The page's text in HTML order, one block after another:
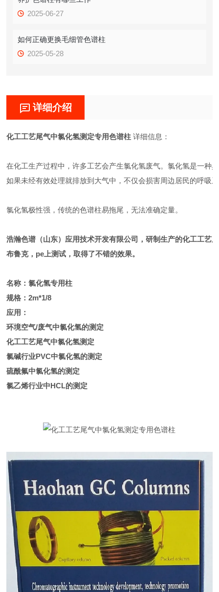
2025-06-27
如何正确更换毛细管色谱柱
2025-05-28
详细介绍
化工工艺尾气中氯化氢测定专用色谱柱 详细信息：
在化工生产过程中，许多工艺会产生氯化氢废气。氯化氢是一种
如果未经有效处理就排放到大气中，不仅会损害周边居民的呼吸
氯化氢极性强，传统的色谱柱易拖尾，无法准确定量。
浩瀚色谱（山东）应用技术开发有限公司，研制生产的化工工艺
布鲁克，pe上测试，取得了不错的效果。
名称：氯化氢专用柱
规格：2m*1/8
应用：
环境空气/废气中氯化氢的测定
化工工艺尾气中氯化氢测定
氯碱行业PVC中氯化氢的测定
硫酰氟中氯化氢的测定
氯乙烯行业中HCL的测定